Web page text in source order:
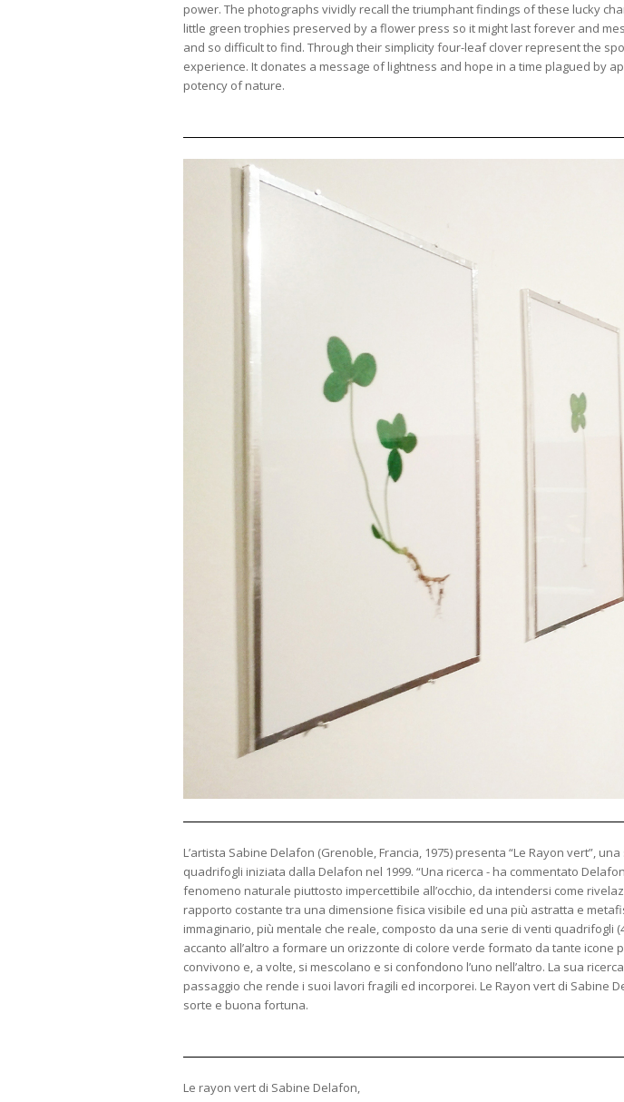
power. The photographs vividly recall the triumphant findings of these lucky
little green trophies preserved by a flower press so it might last forever and
and so difficult to find. Through their simplicity four-leaf clover represent the
experience. It donates a message of lightness and hope in a time plagued by
potency of nature.
L’artista Sabine Delafon (Grenoble, Francia, 1975) presenta “Le Rayon vert”,
quadrifogli iniziata dalla Delafon nel 1999. “Una ricerca - ha commentato
fenomeno naturale piuttosto impercettibile all’occhio, da intendersi come
rapporto costante tra una dimensione fisica visibile ed una più astratta e
immaginario, più mentale che reale, composto da una serie di venti quadrifogli
accanto all’altro a formare un orizzonte di colore verde formato da tante
convivono e, a volte, si mescolano e si confondono l’uno nell’altro. La sua
passaggio che rende i suoi lavori fragili ed incorporei. Le Rayon vert di Sabine
sorte e buona fortuna.
Le rayon vert di Sabine Delafon,